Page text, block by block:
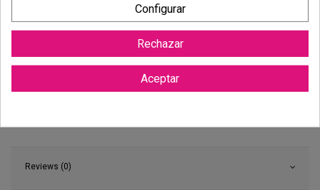
Reviews (0)
Configurar
Rechazar
Aceptar